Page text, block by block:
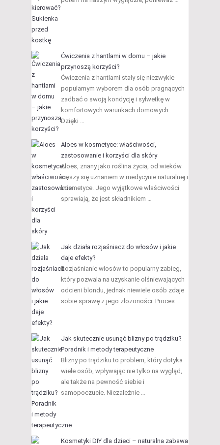
Ćwiczenia z hantlami w domu – jakie
przynoszą korzyści?
Ćwiczenia z hantlami stały się niezwykle
popularnym wyborem dla osób pragnących
zadbać o swoją kondycję i sylwetkę w
komfortowych warunkach domowych.
Dzięki …
Aloes w kosmetyce: właściwości,
zastosowanie i korzyści dla skóry
Aloes, znany jako roślina życia, od wieków
cieszy się uznaniem w medycynie naturalnej i
kosmetyce. Jego wyjątkowe właściwości
sprawiają, że jest składnikiem …
Jak działa rozjaśniacz do włosów i jakie
daje efekty?
Rozjaśnianie włosów to popularny zabieg,
który pozwala na uzyskanie olśniewających
odcieni blondu, jednak niewiele osób zdaje
sobie sprawę z jego złożoności. Proces …
Jak skutecznie usunąć blizny po trądziku?
Poradnik i metody terapeutyczne
Blizny po trądziku to problem, który dotyka
wiele osób, wpływając nie tylko na wygląd,
ale także na pewność siebie i
samopoczucie. Niezależnie …
Kosmetyki DIY dla dzieci – naturalna zabawa